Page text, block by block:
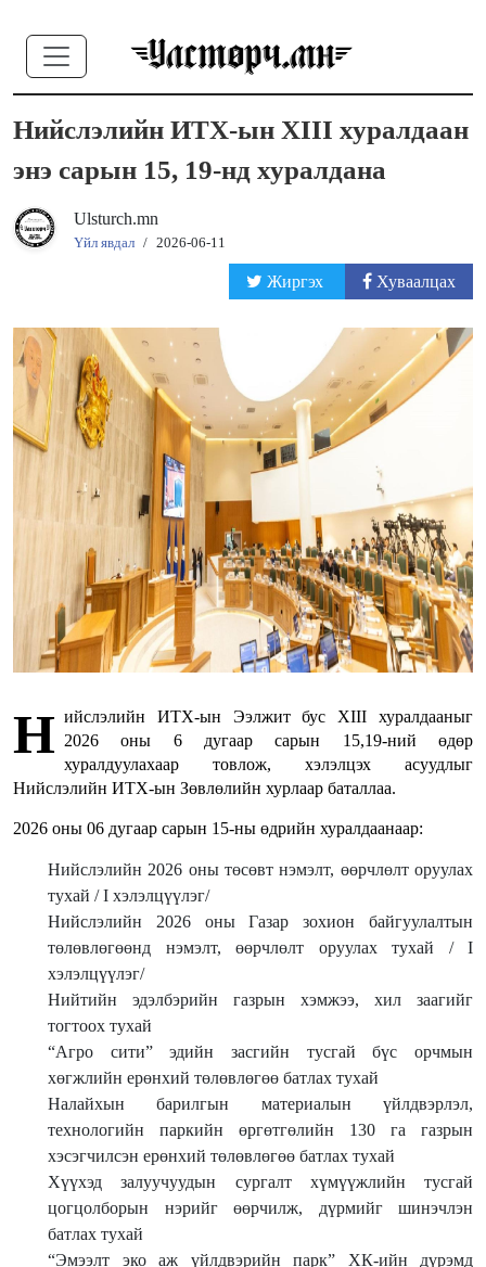
Нийслэлийн ИТХ-ын XIII хуралдаан
энэ сарын 15, 19-нд хуралдана
Ulsturch.mn
Үйл явдал / 2026-06-11
Жиргэх Хуваалцах
Н ийслэлийн ИТХ-ын Ээлжит бус XIII хуралдааныг
2026 оны 6 дугаар сарын 15,19-ний өдөр
хуралдуулахаар товлож, хэлэлцэх асуудлыг
Нийслэлийн ИТХ-ын Зөвлөлийн хурлаар баталлаа.
2026 оны 06 дугаар сарын 15-ны өдрийн хуралдаанаар:
Нийслэлийн 2026 оны төсөвт нэмэлт, өөрчлөлт оруулах
тухай / I хэлэлцүүлэг/
Нийслэлийн 2026 оны Газар зохион байгуулалтын
төлөвлөгөөнд нэмэлт, өөрчлөлт оруулах тухай / I
хэлэлцүүлэг/
Нийтийн эдэлбэрийн газрын хэмжээ, хил заагийг
тогтоох тухай
“Агро сити” эдийн засгийн тусгай бүс орчмын
хөгжлийн ерөнхий төлөвлөгөө батлах тухай
Налайхын барилгын материалын үйлдвэрлэл,
технологийн паркийн өргөтгөлийн 130 га газрын
хэсэгчилсэн ерөнхий төлөвлөгөө батлах тухай
Хүүхэд залуучуудын сургалт хүмүүжлийн тусгай
цогцолборын нэрийг өөрчилж, дүрмийг шинэчлэн
батлах тухай
“Эмээлт эко аж үйлдвэрийн парк” ХК-ийн дүрэмд